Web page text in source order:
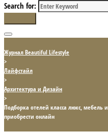
Search for:
Журнал Beautiful Lifestyle
>
Лайфстайл
>
Архитектура и Дизайн
>
Подборка отелей класса люкс,
приобрести онлайн